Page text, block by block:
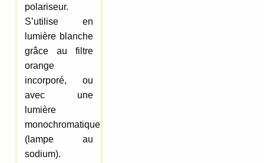
polariseur.
S’utilise en
lumière blanche
grâce au filtre
orange
incorporé, ou
avec une
lumière
monochromatique
(lampe au
sodium).